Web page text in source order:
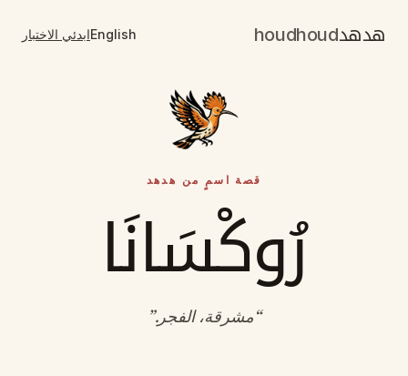
هدهدhoudhoud
Englishابدئي الاختبار
قصة اسمٍ من هدهد
رُوكْسَانَا
“مشرقة، الفجر.”